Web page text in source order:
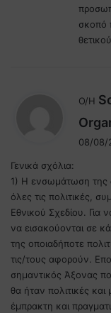
σκοπό
Ο/Η
08/08/
Γενικά σχόλια:
1) Η ενσωμάτωση της
όλες τις πολιτικές,
Εθνικού Σχεδίου. Για
να εισακούονται σε
της οποιαδήποτε
τις/τους αφορούν.
σημαντικός Άξονας
θα ήταν πολιτικές
έμπρακτη και